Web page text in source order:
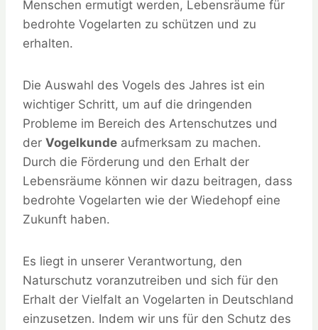
Menschen ermutigt werden, Lebensräume für
bedrohte Vogelarten zu schützen und zu
erhalten.
Die Auswahl des Vogels des Jahres ist ein
wichtiger Schritt, um auf die dringenden
Probleme im Bereich des Artenschutzes und
der Vogelkunde aufmerksam zu machen.
Durch die Förderung und den Erhalt der
Lebensräume können wir dazu beitragen, dass
bedrohte Vogelarten wie der Wiedehopf eine
Zukunft haben.
Es liegt in unserer Verantwortung, den
Naturschutz voranzutreiben und sich für den
Erhalt der Vielfalt an Vogelarten in Deutschland
einzusetzen. Indem wir uns für den Schutz des